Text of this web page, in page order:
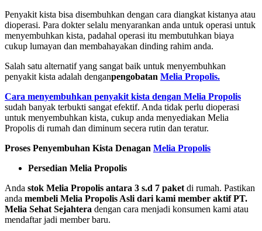
Penyakit kista bisa disembuhkan dengan cara diangkat kistanya atau
dioperasi. Para dokter selalu menyarankan anda untuk operasi untuk
menyembuhkan kista, padahal operasi itu membutuhkan biaya
cukup lumayan dan membahayakan dinding rahim anda.
Salah satu alternatif yang sangat baik untuk menyembuhkan
penyakit kista adalah denganpengobatan Melia Propolis.
Cara menyembuhkan penyakit kista dengan Melia Propolis
sudah banyak terbukti sangat efektif. Anda tidak perlu dioperasi
untuk menyembuhkan kista, cukup anda menyediakan Melia
Propolis di rumah dan diminum secera rutin dan teratur.
Proses Penyembuhan Kista Denagan Melia Propolis
Persedian Melia Propolis
Anda stok Melia Propolis antara 3 s.d 7 paket di rumah. Pastikan
anda membeli Melia Propolis Asli dari kami member aktif PT.
Melia Sehat Sejahtera dengan cara menjadi konsumen kami atau
mendaftar jadi member baru.